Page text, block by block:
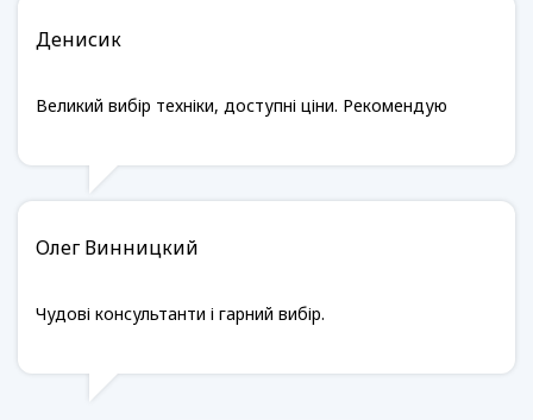
Денисик
Великий вибір техніки, доступні ціни. Рекомендую
Олег Винницкий
Чудові консультанти і гарний вибір.